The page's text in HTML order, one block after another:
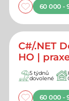
60 000 -
C#/.NET
HO |
5 týdnů
dovolené
60 000 -